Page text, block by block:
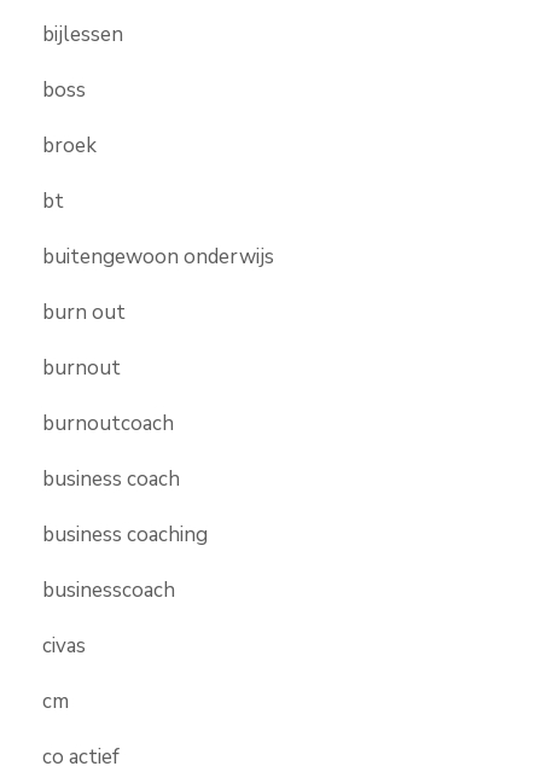
bijlessen
boss
broek
bt
buitengewoon onderwijs
burn out
burnout
burnoutcoach
business coach
business coaching
businesscoach
civas
cm
co actief